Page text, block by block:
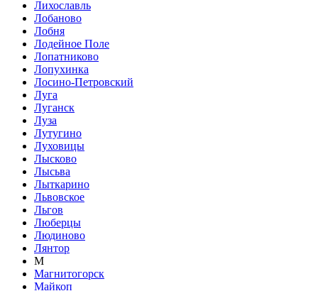
Лихославль
Лобаново
Лобня
Лодейное Поле
Лопатниково
Лопухинка
Лосино-Петровский
Луга
Луганск
Луза
Лутугино
Луховицы
Лысково
Лысьва
Лыткарино
Львовское
Льгов
Люберцы
Людиново
Лянтор
М
Магнитогорск
Майкоп